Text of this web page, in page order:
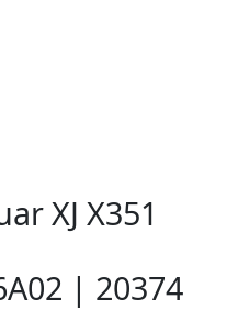
XJ X351
| 20374